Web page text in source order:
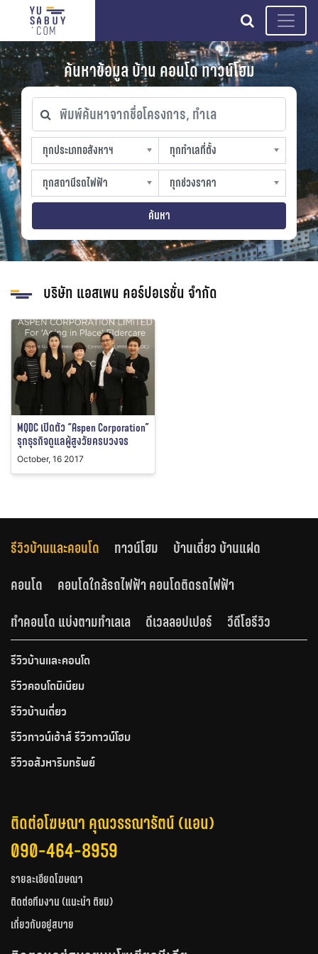
search
ค้นหาข้อมูล บ้าน คอนโด ทาวน์โฮม
พิมพ์ค้นหาจากชื่อโครงการ, ทำเล
ทุกประเภทอสังหาฯ
ทุกประเภทอสังหาฯ
sproperty
ทุกทำเลที่ตั้ง
ทุกทำเลที่ตั้ง
slocation
ทุกสถานีรถไฟฟ้า
ทุกสถานีรถไฟฟ้า
strain-station
ทุกช่วงราคา
ทุกช่วงราคา
sprice
ค้นหา
บริษัท แอสเพน คอร์ปอเรชั่น จำกัด
MQDC เปิดตัว “Aspen Corporation”
รุกธุรกิจดูแลผู้สูงวัยครบวงจร
October, 16 2017
รีวิวบ้านและคอนโด ทาวน์โฮม
บ้านเดี่ยว บ้านแฝด
คอนโด
คอนโดใกล้รถไฟฟ้า คอนโดติดรถไฟฟ้า
ทำคอนโด แบ่งตามทำเลเล
ดีเวลลอปเปอร์ วีดีโอรีวิว
รีวิวบ้านและคอนโด
รีวิวคอนโดมิเนียม
รีวิวบ้านเดี่ยว
รีวิวทาวน์เฮ้าส์ รีวิวทาวน์โฮม
รีวิวอสังหาริมทรัพย์
ติดต่อโฆษณา คุณวรรณารัตน์ (แอน)
090-464-8959
รายละเอียดโฆษณา
ติดต่อทีมงาน (แนะนำ ติชม)
เกี่ยวกับอยู่สบาย